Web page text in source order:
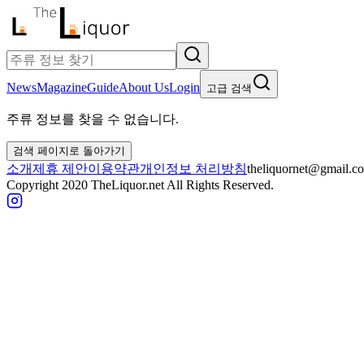
NewsMagazineGuideAbout UsLogin 고급 검색
주류 정보를 찾을 수 없습니다.
검색 페이지로 돌아가기
소개제휴 제안이용약관개인정보 처리방침
Copyright 2020 TheLiquor.net All Rights Reserved.